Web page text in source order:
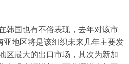
韩国也有不俗表现，去年对该市
亚地区将是该组织未来几年主要发
区最大的出口市场，其次为新加